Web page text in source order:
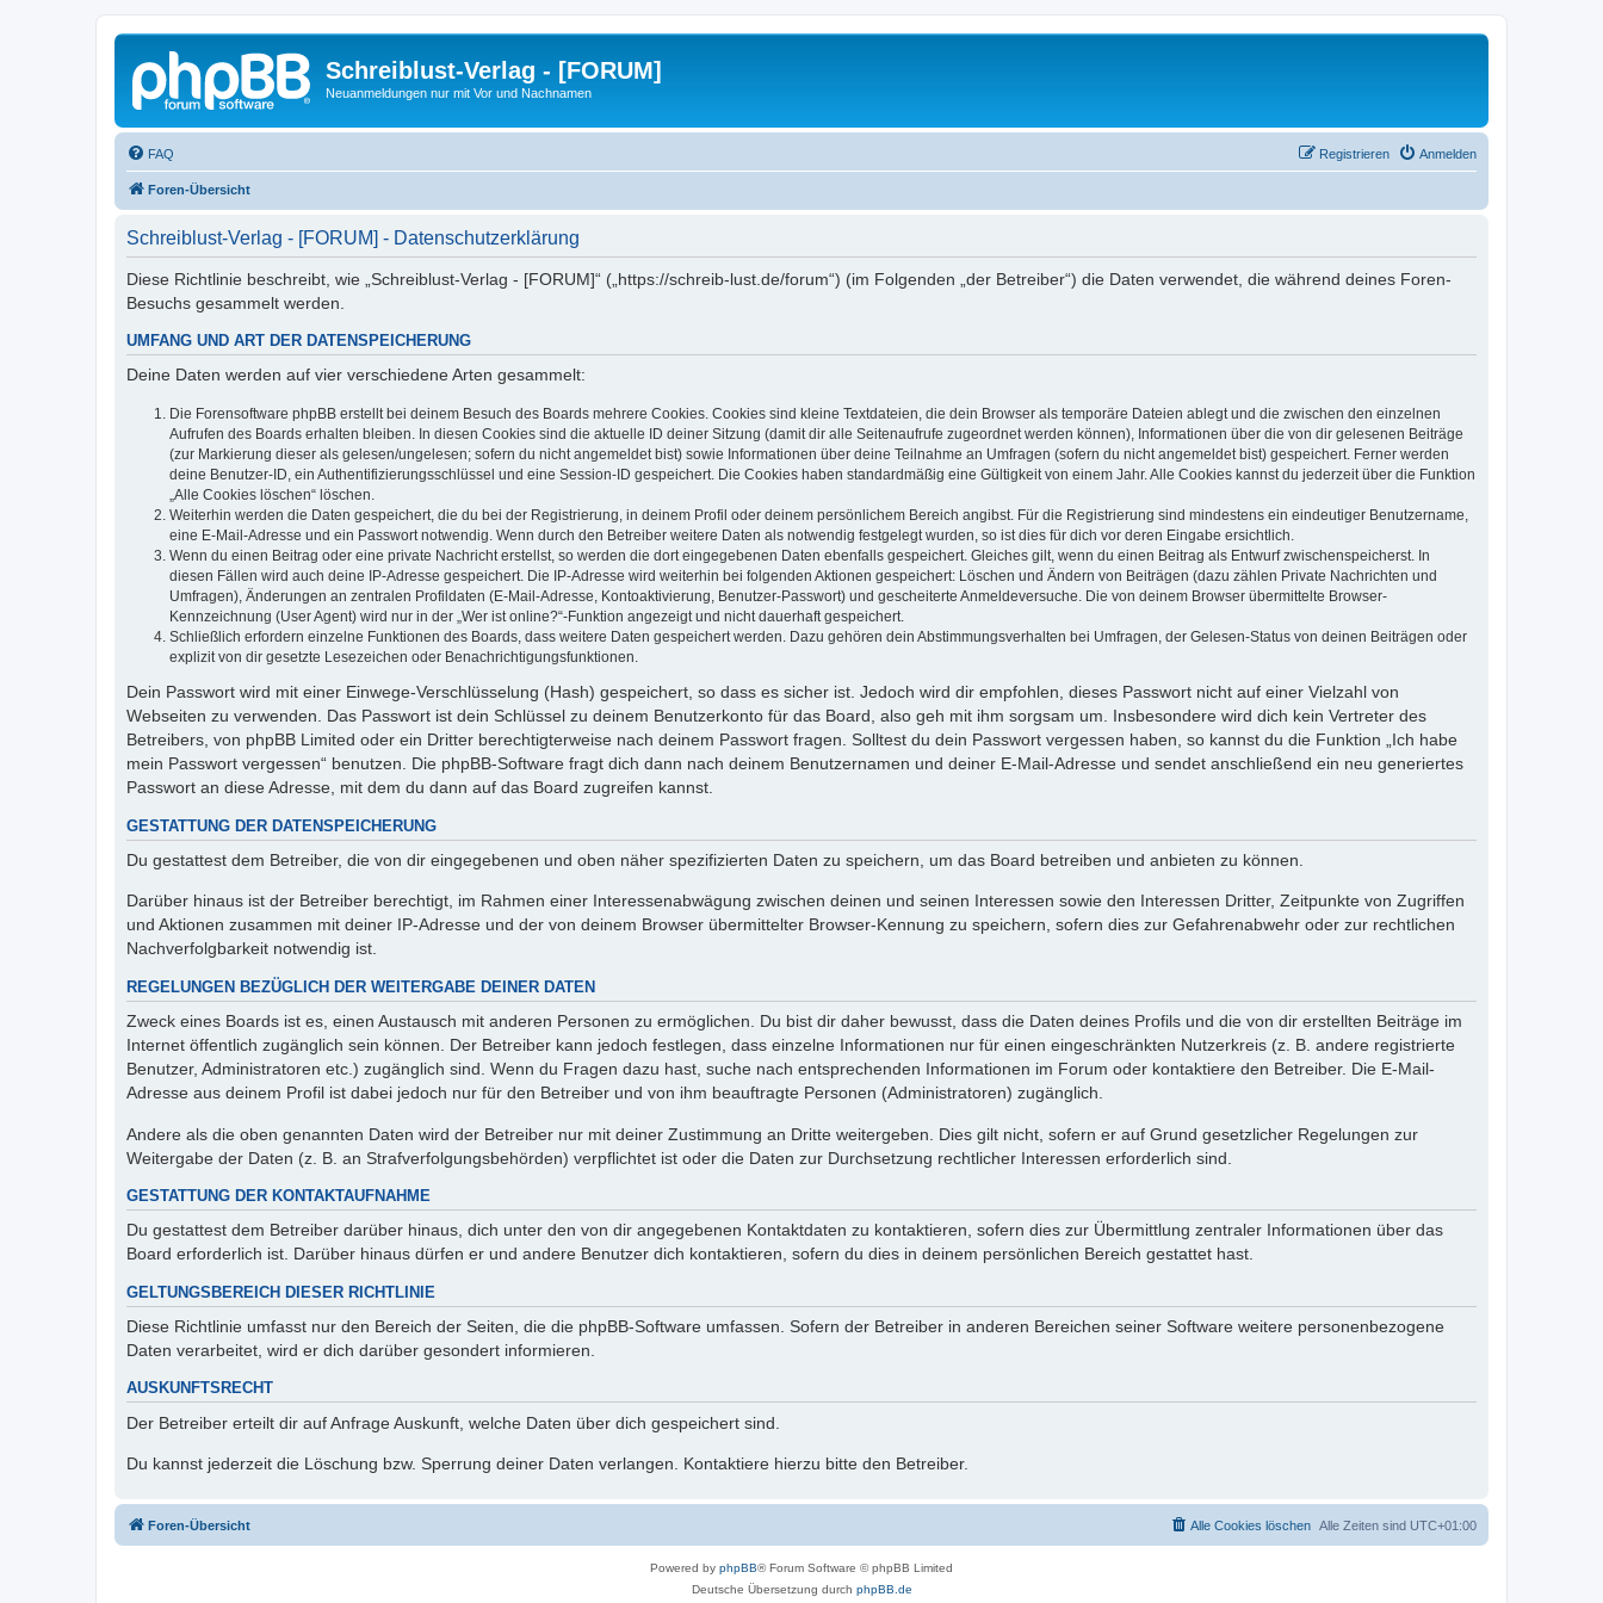
Schreiblust-Verlag - [FORUM]
Neuanmeldungen nur mit Vor und Nachnamen
FAQ Anmelden
Registrieren
Foren-Übersicht
Schreiblust-Verlag - [FORUM] - Datenschutzerklärung
Diese Richtlinie beschreibt, wie „Schreiblust-Verlag - [FORUM]“ („https://schreib-lust.de/forum“) (im Folgenden „der Betreiber“) die Daten verwendet, die während deines Foren-
Besuchs gesammelt werden.
UMFANG UND ART DER DATENSPEICHERUNG
Deine Daten werden auf vier verschiedene Arten gesammelt:
Die Forensoftware phpBB erstellt bei deinem Besuch des Boards mehrere Cookies. Cookies sind kleine Textdateien, die dein Browser als temporäre Dateien ablegt und die zwischen den einzelnen
Aufrufen des Boards erhalten bleiben. In diesen Cookies sind die aktuelle ID deiner Sitzung (damit dir alle Seitenaufrufe zugeordnet werden können), Informationen über die von dir gelesenen Beiträge
(zur Markierung dieser als gelesen/ungelesen; sofern du nicht angemeldet bist) sowie Informationen über deine Teilnahme an Umfragen (sofern du nicht angemeldet bist) gespeichert. Ferner werden
deine Benutzer-ID, ein Authentifizierungsschlüssel und eine Session-ID gespeichert. Die Cookies haben standardmäßig eine Gültigkeit von einem Jahr. Alle Cookies kannst du jederzeit über die Funktion
„Alle Cookies löschen“ löschen.
Weiterhin werden die Daten gespeichert, die du bei der Registrierung, in deinem Profil oder deinem persönlichem Bereich angibst. Für die Registrierung sind mindestens ein eindeutiger Benutzername,
eine E-Mail-Adresse und ein Passwort notwendig. Wenn durch den Betreiber weitere Daten als notwendig festgelegt wurden, so ist dies für dich vor deren Eingabe ersichtlich.
Wenn du einen Beitrag oder eine private Nachricht erstellst, so werden die dort eingegebenen Daten ebenfalls gespeichert. Gleiches gilt, wenn du einen Beitrag als Entwurf zwischenspeicherst. In
diesen Fällen wird auch deine IP-Adresse gespeichert. Die IP-Adresse wird weiterhin bei folgenden Aktionen gespeichert: Löschen und Ändern von Beiträgen (dazu zählen Private Nachrichten und
Umfragen), Änderungen an zentralen Profildaten (E-Mail-Adresse, Kontoaktivierung, Benutzer-Passwort) und gescheiterte Anmeldeversuche. Die von deinem Browser übermittelte Browser-
Kennzeichnung (User Agent) wird nur in der „Wer ist online?“-Funktion angezeigt und nicht dauerhaft gespeichert.
Schließlich erfordern einzelne Funktionen des Boards, dass weitere Daten gespeichert werden. Dazu gehören dein Abstimmungsverhalten bei Umfragen, der Gelesen-Status von deinen Beiträgen oder
explizit von dir gesetzte Lesezeichen oder Benachrichtigungsfunktionen.
Dein Passwort wird mit einer Einwege-Verschlüsselung (Hash) gespeichert, so dass es sicher ist. Jedoch wird dir empfohlen, dieses Passwort nicht auf einer Vielzahl von
Webseiten zu verwenden. Das Passwort ist dein Schlüssel zu deinem Benutzerkonto für das Board, also geh mit ihm sorgsam um. Insbesondere wird dich kein Vertreter des
Betreibers, von phpBB Limited oder ein Dritter berechtigterweise nach deinem Passwort fragen. Solltest du dein Passwort vergessen haben, so kannst du die Funktion „Ich habe
mein Passwort vergessen“ benutzen. Die phpBB-Software fragt dich dann nach deinem Benutzernamen und deiner E-Mail-Adresse und sendet anschließend ein neu generiertes
Passwort an diese Adresse, mit dem du dann auf das Board zugreifen kannst.
GESTATTUNG DER DATENSPEICHERUNG
Du gestattest dem Betreiber, die von dir eingegebenen und oben näher spezifizierten Daten zu speichern, um das Board betreiben und anbieten zu können.
Darüber hinaus ist der Betreiber berechtigt, im Rahmen einer Interessenabwägung zwischen deinen und seinen Interessen sowie den Interessen Dritter, Zeitpunkte von Zugriffen
und Aktionen zusammen mit deiner IP-Adresse und der von deinem Browser übermittelter Browser-Kennung zu speichern, sofern dies zur Gefahrenabwehr oder zur rechtlichen
Nachverfolgbarkeit notwendig ist.
REGELUNGEN BEZÜGLICH DER WEITERGABE DEINER DATEN
Zweck eines Boards ist es, einen Austausch mit anderen Personen zu ermöglichen. Du bist dir daher bewusst, dass die Daten deines Profils und die von dir erstellten Beiträge im
Internet öffentlich zugänglich sein können. Der Betreiber kann jedoch festlegen, dass einzelne Informationen nur für einen eingeschränkten Nutzerkreis (z. B. andere registrierte
Benutzer, Administratoren etc.) zugänglich sind. Wenn du Fragen dazu hast, suche nach entsprechenden Informationen im Forum oder kontaktiere den Betreiber. Die E-Mail-
Adresse aus deinem Profil ist dabei jedoch nur für den Betreiber und von ihm beauftragte Personen (Administratoren) zugänglich.
Andere als die oben genannten Daten wird der Betreiber nur mit deiner Zustimmung an Dritte weitergeben. Dies gilt nicht, sofern er auf Grund gesetzlicher Regelungen zur
Weitergabe der Daten (z. B. an Strafverfolgungsbehörden) verpflichtet ist oder die Daten zur Durchsetzung rechtlicher Interessen erforderlich sind.
GESTATTUNG DER KONTAKTAUFNAHME
Du gestattest dem Betreiber darüber hinaus, dich unter den von dir angegebenen Kontaktdaten zu kontaktieren, sofern dies zur Übermittlung zentraler Informationen über das
Board erforderlich ist. Darüber hinaus dürfen er und andere Benutzer dich kontaktieren, sofern du dies in deinem persönlichen Bereich gestattet hast.
GELTUNGSBEREICH DIESER RICHTLINIE
Diese Richtlinie umfasst nur den Bereich der Seiten, die die phpBB-Software umfassen. Sofern der Betreiber in anderen Bereichen seiner Software weitere personenbezogene
Daten verarbeitet, wird er dich darüber gesondert informieren.
AUSKUNFTSRECHT
Der Betreiber erteilt dir auf Anfrage Auskunft, welche Daten über dich gespeichert sind.
Du kannst jederzeit die Löschung bzw. Sperrung deiner Daten verlangen. Kontaktiere hierzu bitte den Betreiber.
Foren-Übersicht Alle Zeiten sind UTC+01:00
Alle Cookies löschen
Powered by phpBB® Forum Software © phpBB Limited
Deutsche Übersetzung durch phpBB.de